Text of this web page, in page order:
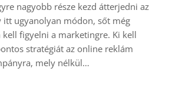
nagyobb része kezd átterjedni az
itt ugyanolyan módon, sőt még
figyelni a marketingre. Ki kell
stratégiát az online reklám
mely nélkül…